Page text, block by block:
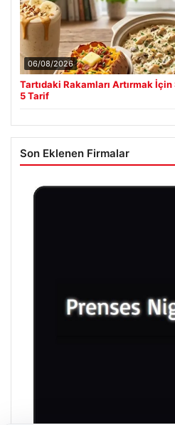
06/08/2026
Tartıdaki Rakamları Artırmak
5 Tarif
Son Eklenen Firmalar